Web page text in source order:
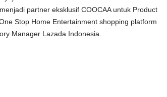
partner eksklusif COOCAA untuk Product
Stop Home Entertainment shopping platform
Manager Lazada Indonesia.